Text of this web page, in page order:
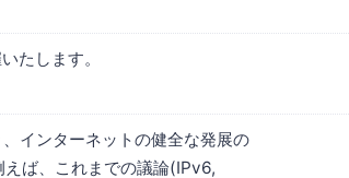
たします。
インターネットの健全な発展の
ば、これまでの議論(IPv6,